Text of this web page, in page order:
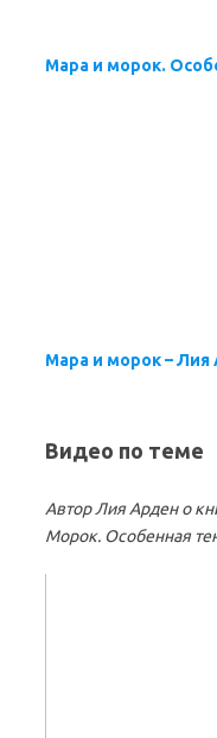
Мара и морок.
Мара и морок – Лия
Видео по теме
Автор Лия Арден о
Морок. Особенная